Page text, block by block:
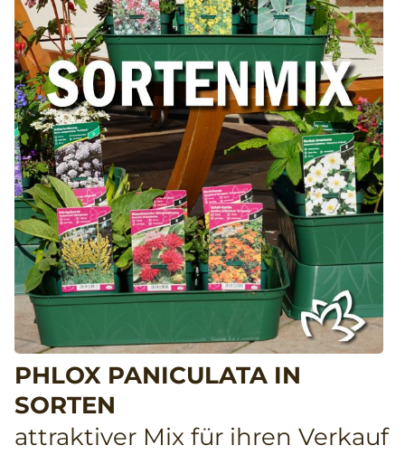
PHLOX PANICULATA IN
SORTEN
attraktiver Mix für ihren Verkauf